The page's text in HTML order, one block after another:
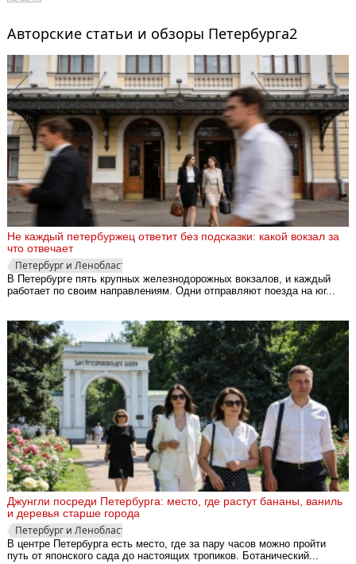
Авторские статьи и обзоры Петербурга2
Не каждый петербуржец ответит без подсказки: какой вокзал за
что отвечает
Петербург и Ленобласть
В Петербурге пять крупных железнодорожных вокзалов, и каждый
работает по своим направлениям. Одни отправляют поезда на юг...
Джунгли посреди Петербурга: место, где растут бананы, ваниль
и деревья старше города
Петербург и Ленобласть
В центре Петербурга есть место, где за пару часов можно пройти
путь от японского сада до настоящих тропиков. Ботанический...